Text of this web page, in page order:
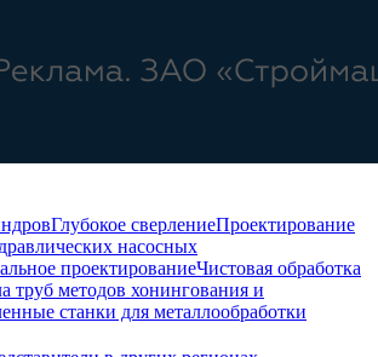
Глубокое сверлениеПроектирование
насосных
проектированиеЧистовая обработка
труб методов хонингования и
станки для металлообработки